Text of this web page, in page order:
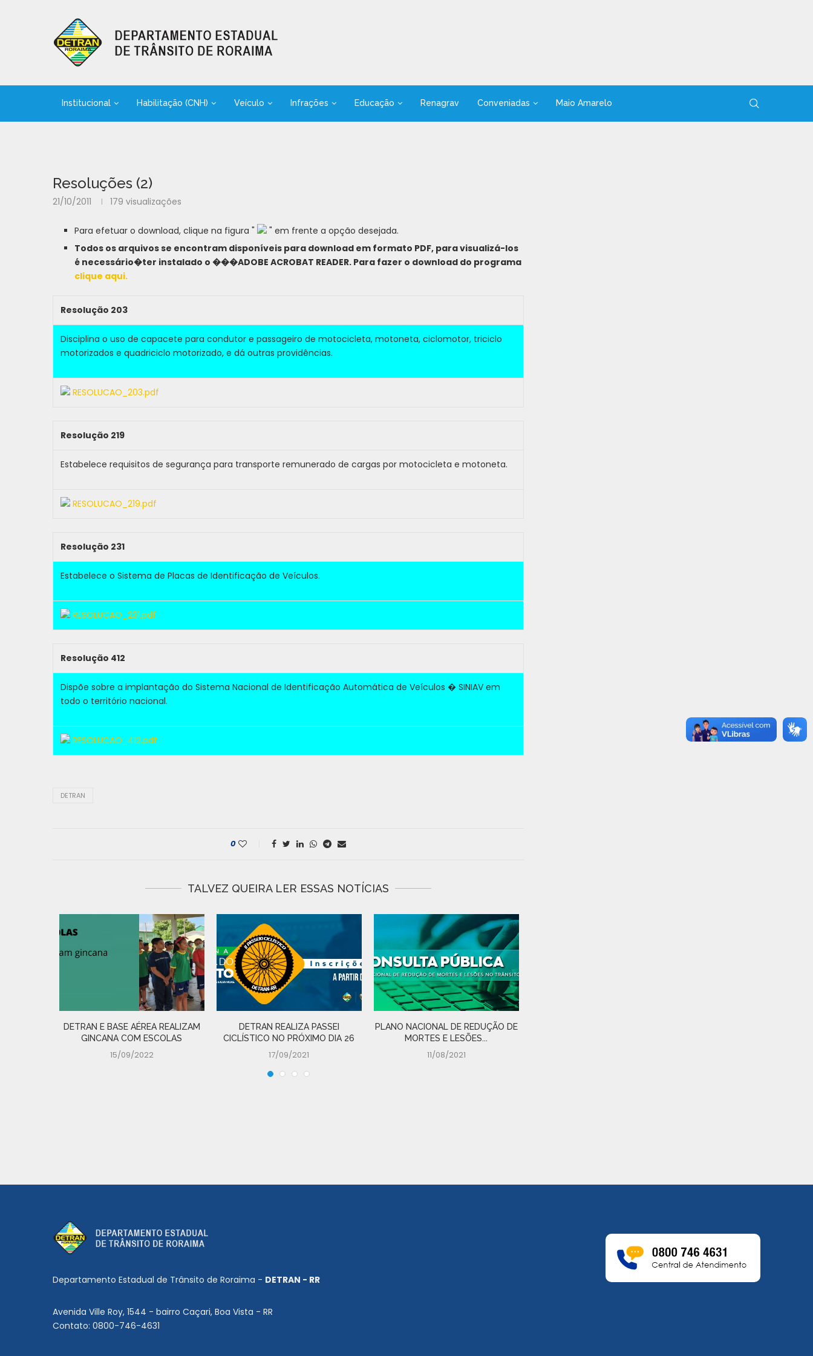
Institucional Habilitação (CNH) Veículo Infrações Educação Renagrav Conveniadas Maio Amarelo
Resoluções (2)
21/10/2011 179 visualizações
Para efetuar o download, clique na figura "
" em frente a opção desejada.
Todos os arquivos se encontram disponíveis para download em formato PDF, para visualizá-los
é necessário�ter instalado o ���ADOBE ACROBAT READER. Para fazer o download do programa
clique aqui.
Resolução 203
Disciplina o uso de capacete para condutor e passageiro de motocicleta, motoneta, ciclomotor, triciclo
motorizados e quadriciclo motorizado, e dá outras providências.
RESOLUCAO_203.pdf
Resolução 219
Estabelece requisitos de segurança para transporte remunerado de cargas por motocicleta e motoneta.
RESOLUCAO_219.pdf
Resolução 231
Estabelece o Sistema de Placas de Identificação de Veículos.
RESOLUCAO_231.pdf
Resolução 412
Dispõe sobre a implantação do Sistema Nacional de Identificação Automática de Veículos � SINIAV em
todo o território nacional.
RESOLUCAO_412.pdf
DETRAN
0
TALVEZ QUEIRA LER ESSAS NOTÍCIAS
DETRAN E BASE AÉREA REALIZAM
GINCANA COM ESCOLAS
15/09/2022
DETRAN REALIZA PASSEI
CICLÍSTICO NO PRÓXIMO DIA 26
17/09/2021
PLANO NACIONAL DE REDUÇÃO DE
MORTES E LESÕES...
11/08/2021
Departamento Estadual de Trânsito de Roraima - DETRAN - RR
Avenida Ville Roy, 1544 - bairro Caçari, Boa Vista - RR
Contato: 0800-746-4631